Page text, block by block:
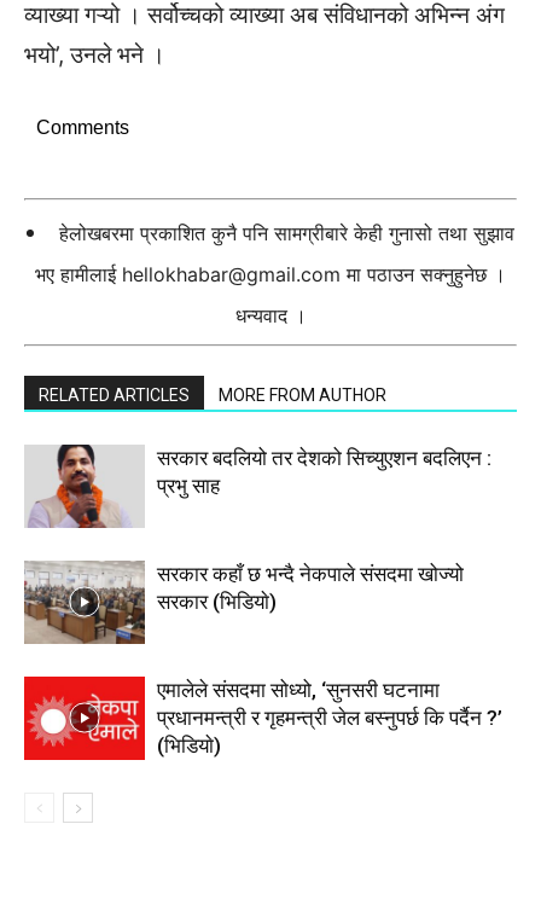
व्याख्या गऱ्यो । सर्वोच्चको व्याख्या अब संविधानको अभिन्न अंग
भयो’, उनले भने ।
Comments
हेलोखबरमा प्रकाशित कुनै पनि सामग्रीबारे केही गुनासो तथा सुझाव
भए हामीलाई hellokhabar@gmail.com मा पठाउन सक्नुहुनेछ ।
धन्यवाद ।
RELATED ARTICLES MORE FROM AUTHOR
सरकार बदलियो तर देशको सिच्युएशन बदलिएन :
प्रभु साह
सरकार कहाँ छ भन्दै नेकपाले संसदमा खोज्यो
सरकार (भिडियाे)
एमालेले संसदमा सोध्यो, ‘सुनसरी घटनामा
प्रधानमन्त्री र गृहमन्त्री जेल बस्नुपर्छ कि पर्दैन ?’
(भिडियाे)